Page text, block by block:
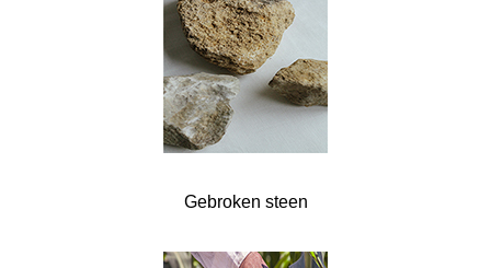
Gebroken steen